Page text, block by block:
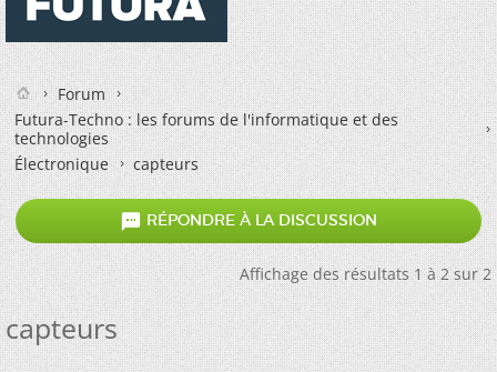
Forum
Futura-Techno : les forums de l'informatique et des
technologies
Électronique
capteurs
 RÉPONDRE À LA DISCUSSION
Affichage des résultats 1 à 2 sur 2
capteurs